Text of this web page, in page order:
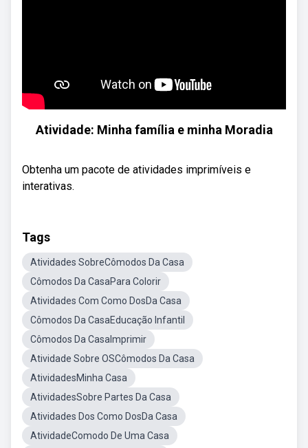
Atividade: Minha família e minha Moradia
Obtenha um pacote de atividades imprimíveis e
interativas.
Tags
Atividades SobreCômodos Da Casa
Cômodos Da CasaPara Colorir
Atividades Com Como DosDa Casa
Cômodos Da CasaEducação Infantil
Cômodos Da CasaImprimir
Atividade Sobre OSCômodos Da Casa
AtividadesMinha Casa
AtividadesSobre Partes Da Casa
Atividades Dos Como DosDa Casa
AtividadeComodo De Uma Casa